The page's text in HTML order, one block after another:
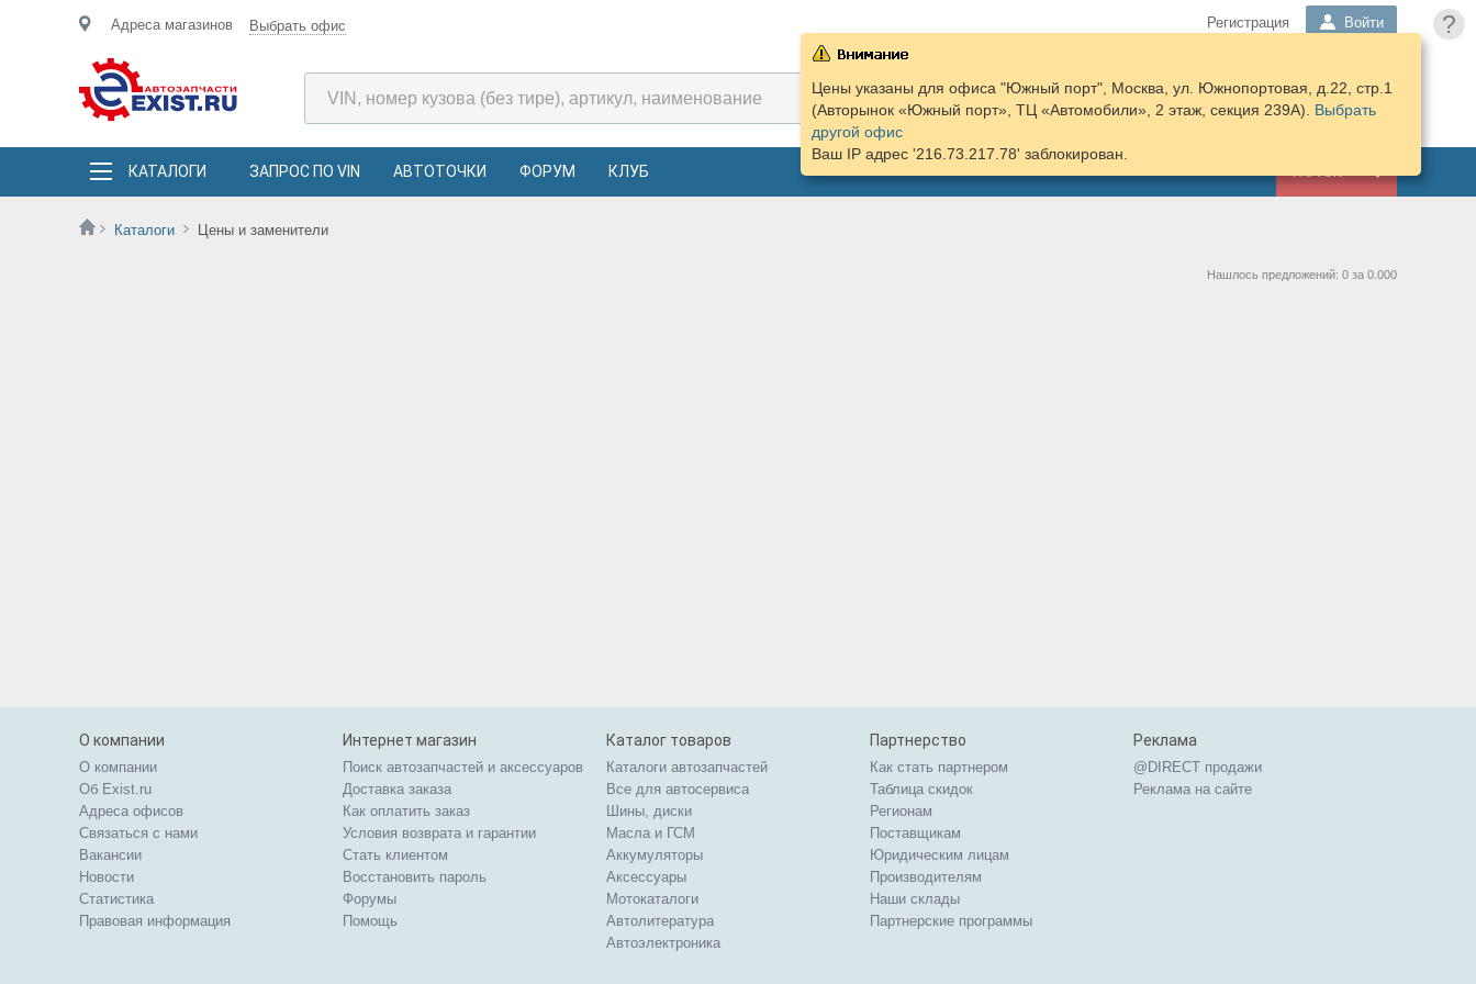
?
Адреса магазинов Выбрать офис Регистрация Войти
КОРЗИНА
ПОДОБРАТЬ
ЗАПЧАСТИ
КАТАЛОГИ ЗАПРОС ПО VIN АВТОТОЧКИ ФОРУМ КЛУБ
Каталоги Цены и заменители
Цены указаны для офиса "Южный порт", Москва, ул. Южнопортовая, д.22, стр.1
(Авторынок «Южный порт», ТЦ «Автомобили», 2 этаж, секция 239А). Выбрать
другой офис
Ваш IP адрес '216.73.217.78' заблокирован.
Нашлось предложений: 0 за 0.000
О компании
О компании
Об Exist.ru
Адреса офисов
Связаться с нами
Вакансии
Новости
Статистика
Правовая информация
Интернет магазин
Поиск автозапчастей и аксессуаров
Доставка заказа
Как оплатить заказ
Условия возврата и гарантии
Стать клиентом
Восстановить пароль
Форумы
Помощь
Каталог товаров
Каталоги автозапчастей
Все для автосервиса
Шины, диски
Масла и ГСМ
Аккумуляторы
Аксессуары
Мотокаталоги
Автолитература
Автоэлектроника
Партнерство
Как стать партнером
Таблица скидок
Регионам
Поставщикам
Юридическим лицам
Производителям
Наши склады
Партнерские программы
Реклама
@DIRECT продажи
Реклама на сайте